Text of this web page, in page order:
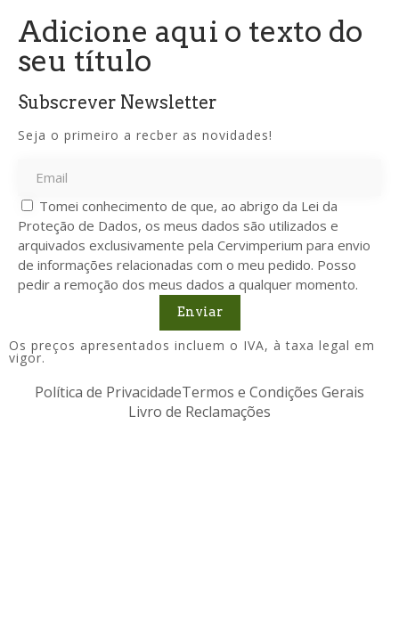
Adicione aqui o texto do
seu título
Subscrever Newsletter
Seja o primeiro a recber as novidades!
Tomei conhecimento de que, ao abrigo da Lei da
Proteção de Dados, os meus dados são utilizados e
arquivados exclusivamente pela Cervimperium para envio
de informações relacionadas com o meu pedido. Posso
pedir a remoção dos meus dados a qualquer momento.
Enviar
Os preços apresentados incluem o IVA, à taxa legal em
vigor.
Política de PrivacidadeTermos e Condições Gerais
Livro de Reclamações